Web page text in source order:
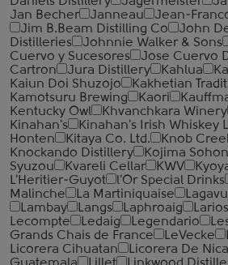
Jan Becher
Janneau
Jean-
Jim B.Beam Distilling Co
John
Distilleries
Johnnie Walker & Sons
Cuervo y Sucesores
Jose Cuervo
Cartron
Jura Distillery Kahlua
Kaiun Doi Shuzojo
Kakhetian
Kamotsuru Brewing
Kaori
Kentucky Owl
Khvanchkara Winery
Kinahan's
Kinahan's Irish Whiskey
Honten
Kitaya Co. Ltd.
Knob
Knockando Distillery
Kojima
Syuzou
Kvareli Cellar KWV
L'Heritier-Guyot
l'Or Special Drinks
Malinche
La Martiniquaise
Lambay
Langs Laphroaig Larios
Lecompte
Ledaig Legendario
Grands Chais de France
LeVecke
Licorera Cihuatan
Licorera De